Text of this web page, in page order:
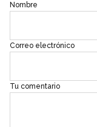
Nombre
Correo electrónico
Tu comentario